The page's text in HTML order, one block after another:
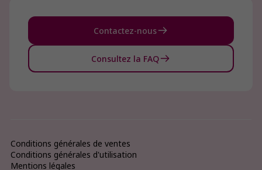
Contactez-nous
Consultez la FAQ
Conditions générales de ventes
Conditions générales d'utilisation
Mentions légales